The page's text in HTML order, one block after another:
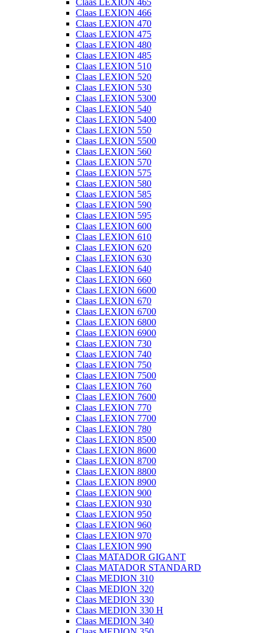
Claas LEXION 465
Claas LEXION 466
Claas LEXION 470
Claas LEXION 475
Claas LEXION 480
Claas LEXION 485
Claas LEXION 510
Claas LEXION 520
Claas LEXION 530
Claas LEXION 5300
Claas LEXION 540
Claas LEXION 5400
Claas LEXION 550
Claas LEXION 5500
Claas LEXION 560
Claas LEXION 570
Claas LEXION 575
Claas LEXION 580
Claas LEXION 585
Claas LEXION 590
Claas LEXION 595
Claas LEXION 600
Claas LEXION 610
Claas LEXION 620
Claas LEXION 630
Claas LEXION 640
Claas LEXION 660
Claas LEXION 6600
Claas LEXION 670
Claas LEXION 6700
Claas LEXION 6800
Claas LEXION 6900
Claas LEXION 730
Claas LEXION 740
Claas LEXION 750
Claas LEXION 7500
Claas LEXION 760
Claas LEXION 7600
Claas LEXION 770
Claas LEXION 7700
Claas LEXION 780
Claas LEXION 8500
Claas LEXION 8600
Claas LEXION 8700
Claas LEXION 8800
Claas LEXION 8900
Claas LEXION 900
Claas LEXION 930
Claas LEXION 950
Claas LEXION 960
Claas LEXION 970
Claas LEXION 990
Claas MATADOR GIGANT
Claas MATADOR STANDARD
Claas MEDION 310
Claas MEDION 320
Claas MEDION 330
Claas MEDION 330 H
Claas MEDION 340